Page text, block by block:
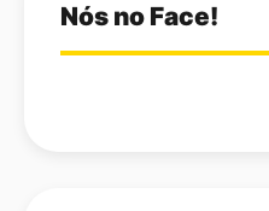
Nós no Face!